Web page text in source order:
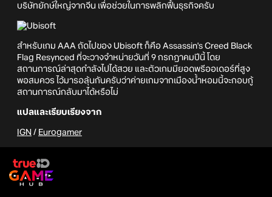
บริษัทยักษ์ใหญ่จากจีน เพื่อช่วยในการพลิกฟื้นธุรกิจครับ
สำหรับเกม AAA ถัดไปของ Ubisoft ก็คือ Assassin's Creed Black
Flag Resynced ที่จะวางจำหน่ายวันที่ 9 กรกฎาคมปีนี้ โดย
สถานการณ์ล่าสุดกำลังไปได้สวย และตัวเกมมียอดพรีออเดอร์ที่สูง
พอสมควร ไว้มารอลุ้นกันครับว่าค่ายเกมจากเมืองน้ำหอมนี้จะกอบกู้
สถานการณ์กลับมาได้หรือไม่
แปลและเรียบเรียงจาก
IGN / Eurogamer